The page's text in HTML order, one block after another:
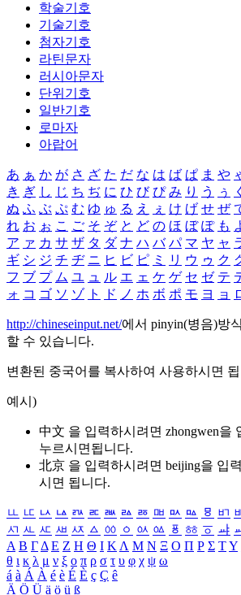
학술기호
기술기호
첨자기호
라틴문자
러시아문자
단위기호
일반기호
로마자
아랍어
あ ぁ か が さ ざ た だ な は ば ぱ ま や
き ぎ し じ ち ぢ に ひ び ぴ み り う ぅ く
ぬ ふ ぶ ぷ む ゆ ゅ る え ぇ け げ せ ぜ
れ お ぉ こ ご そ ぞ と ど の ほ ぼ ぽ も
ア ァ カ サ ザ タ ダ ナ ハ バ パ マ ヤ ャ
ギ シ ジ チ ヂ ニ ヒ ビ ピ ミ リ ウ ゥ ク
フ ブ プ ム ユ ュ ル エ ェ ケ ゲ セ ゼ テ
ォ コ ゴ ソ ゾ ト ド ノ ホ ボ ポ モ ヨ ョ
http://chineseinput.net/에서 pinyin(병음)방
할 수 있습니다.
변환된 중국어를 복사하여 사용하시면
예시)
中文 을 입력하시려면 zhongwen을
누르시면됩니다.
北京 을 입력하시려면 beijing을 입
시면 됩니다.
ㅥ ㅦ ㅧ ㅨ ㅩ ㅪ ㅫ ㅬ ㅭ ㅮ ㅯ ㅰ ㅱ ㅲ
ㅺ ㅻ ㅼ ㅽ ㅾ ㅿ ㆀ ㆁ ㆂ ㆃ ㆄ ㆅ ㆆ ㆇ
Α Β ΓΔ Ε Ζ Η Θ Ι ΚΛ Μ Ν Ξ Ο Π Ρ Σ ΤΥ
θ ι κ λ μ ν ξ ο π ρ σ τ υ φ χ ψ ω
á à Á À é è É È ç Ç ê
Ä Ö Ü ä ö ü ß